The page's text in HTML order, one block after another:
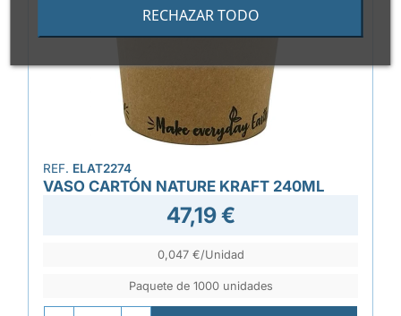
RECHAZAR TODO
REF. ELAT2274
VASO CARTÓN NATURE KRAFT 240ML
47,19 €
0,047 €/Unidad
Paquete de 1000 unidades